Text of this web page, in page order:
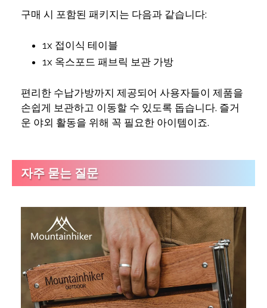
구매 시 포함된 패키지는 다음과 같습니다:
1x 접이식 테이블
1x 옥스포드 패브릭 보관 가방
편리한 수납가방까지 제공되어 사용자들이 제품을
손쉽게 보관하고 이동할 수 있도록 돕습니다. 즐거
운 야외 활동을 위해 꼭 필요한 아이템이죠.
자주 묻는 질문